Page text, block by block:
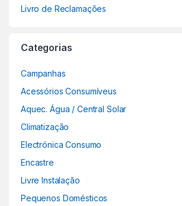
Livro de Reclamações
Categorias
Campanhas
Acessórios Consumíveus
Aquec. Água / Central Solar
Climatização
Electrónica Consumo
Encastre
Livre Instalação
Pequenos Domésticos